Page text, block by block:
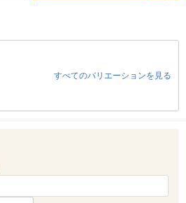
すべてのバリエーションを見る